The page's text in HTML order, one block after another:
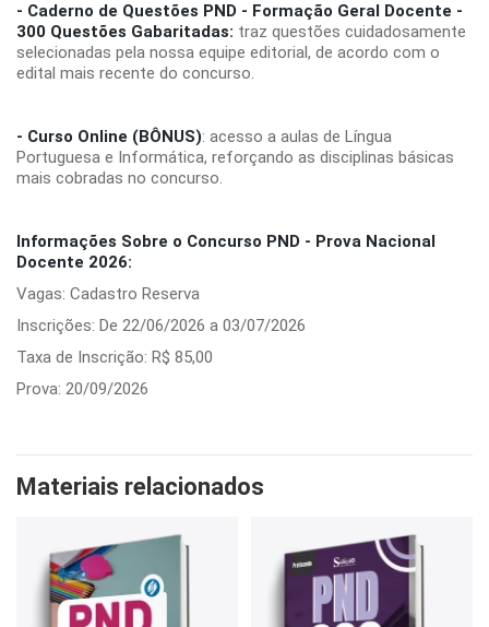
- Caderno de Questões PND - Formação Geral Docente -
300 Questões Gabaritadas: traz questões cuidadosamente
selecionadas pela nossa equipe editorial, de acordo com o
edital mais recente do concurso.
- Curso Online (BÔNUS): acesso a aulas de Língua
Portuguesa e Informática, reforçando as disciplinas básicas
mais cobradas no concurso.
Informações Sobre o Concurso PND - Prova Nacional
Docente 2026:
Vagas: Cadastro Reserva
Inscrições: De 22/06/2026 a 03/07/2026
Taxa de Inscrição: R$ 85,00
Prova: 20/09/2026
Materiais relacionados